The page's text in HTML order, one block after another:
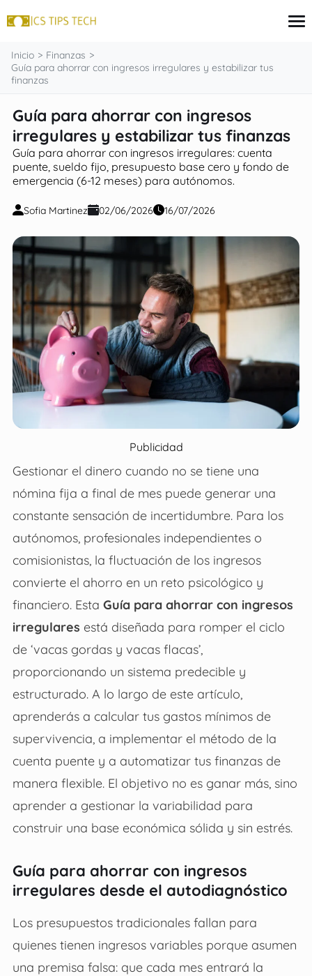
Inversiones
seguros
Finanzas
Hipoteca
Inicio
Finanzas
Guía para ahorrar con ingresos irregulares y estabilizar tus
finanzas
Guía para ahorrar con ingresos
irregulares y estabilizar tus finanzas
Guía para ahorrar con ingresos irregulares: cuenta
puente, sueldo fijo, presupuesto base cero y fondo de
emergencia (6-12 meses) para autónomos.
Sofia Martinez 02/06/2026 16/07/2026
Publicidad
Gestionar el dinero cuando no se tiene una
nómina fija a final de mes puede generar una
constante sensación de incertidumbre. Para los
autónomos, profesionales independientes o
comisionistas, la fluctuación de los ingresos
convierte el ahorro en un reto psicológico y
financiero. Esta Guía para ahorrar con ingresos
irregulares está diseñada para romper el ciclo
de ‘vacas gordas y vacas flacas’,
proporcionando un sistema predecible y
estructurado. A lo largo de este artículo,
aprenderás a calcular tus gastos mínimos de
supervivencia, a implementar el método de la
cuenta puente y a automatizar tus finanzas de
manera flexible. El objetivo no es ganar más, sino
aprender a gestionar la variabilidad para
construir una base económica sólida y sin estrés.
Guía para ahorrar con ingresos
irregulares desde el autodiagnóstico
Los presupuestos tradicionales fallan para
quienes tienen ingresos variables porque asumen
una premisa falsa: que cada mes entrará la